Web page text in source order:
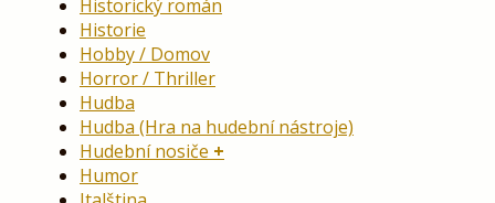
Historický román
Historie
Hobby / Domov
Horror / Thriller
Hudba
Hudba (Hra na hudební nástroje)
Hudební nosiče
Humor